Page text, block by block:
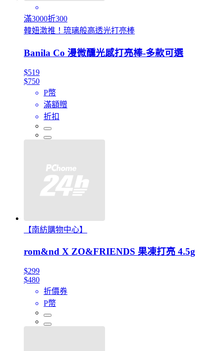
滿3000折300
韓妞激推！琉璃般高透光打亮棒
Banila Co 漫微醺光感打亮棒-多款可選
$519
$750
P幣
滿額贈
折扣
【南紡購物中心】
rom&nd X ZO&FRIENDS 果凍打亮 4.5g
$299
$480
折價券
P幣